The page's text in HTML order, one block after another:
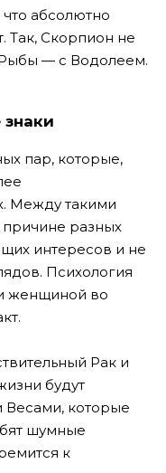
абсолютно
Так, Скорпион не
— с Водолеем.
пар, которые,
Между такими
разных
интересов и не
Психология
женщиной во
Рак и
будут
которые
шумные
к